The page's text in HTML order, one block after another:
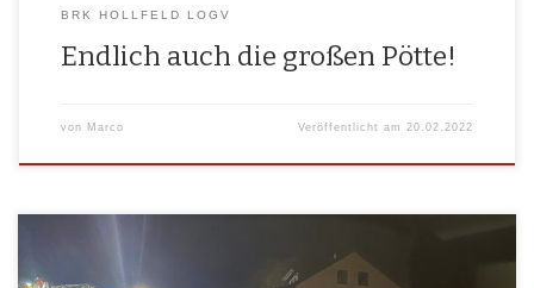
BRK HOLLFELD LOGV
Endlich auch die großen Pötte!
von Marco Veröffentlicht am20.02.2022